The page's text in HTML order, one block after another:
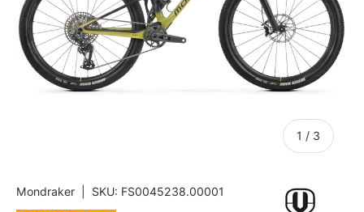
1 / von
3
Mondraker SKU: FS0045238.00001